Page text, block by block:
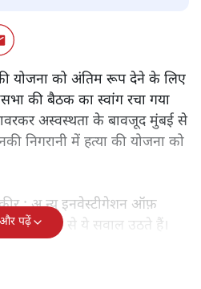
की योजना को अंतिम रूप देने के लिए
की बैठक का स्वांग रचा गया
अस्वस्थता के बावजूद मुंबई से
निगरानी में हत्या की योजना को
: अ न्यू इनवेस्टीगेशन ऑफ़
किताब से ये सवाल उठते हैं।
और पढ़ें